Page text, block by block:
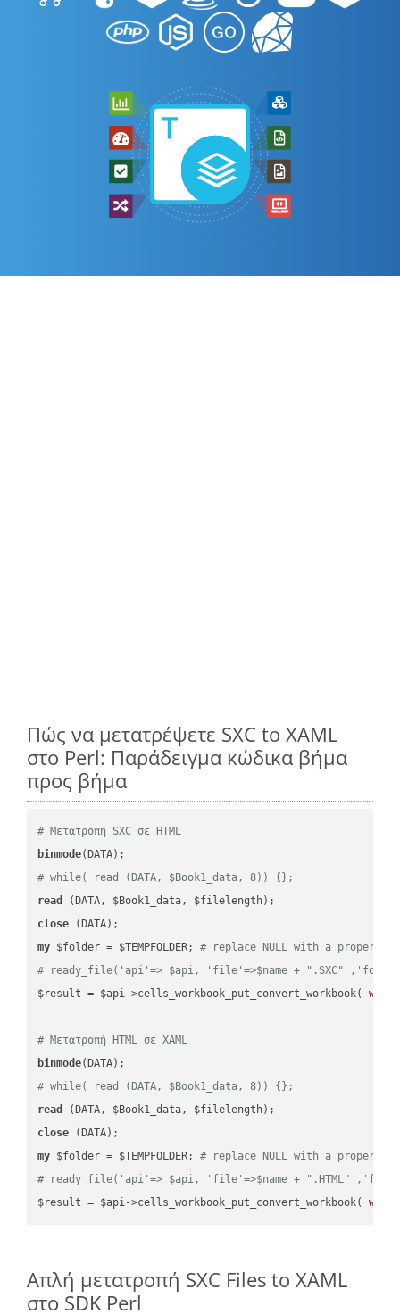
Πώς να μετατρέψετε SXC to XAML
στο Perl: Παράδειγμα κώδικα βήμα
προς βήμα
# Μετατροπή SXC σε HTML
binmode
# while( read (DATA, $Book1_data, 8)) {};
read
close
my $folder = $TEMPFOLDER; # replace NULL with a proper
# ready_file('api'=> $api, 'file'=>$name + ".SXC"
$result = $api->cells_workbook_put_convert_workbook(
# Μετατροπή HTML σε XAML
binmode
# while( read (DATA, $Book1_data, 8)) {};
read
close
my $folder = $TEMPFOLDER; # replace NULL with a proper
# ready_file('api'=> $api, 'file'=>$name + ".HTML"
$result = $api->cells_workbook_put_convert_workbook(
Απλή μετατροπή SXC Files to XAML
στο SDK Perl